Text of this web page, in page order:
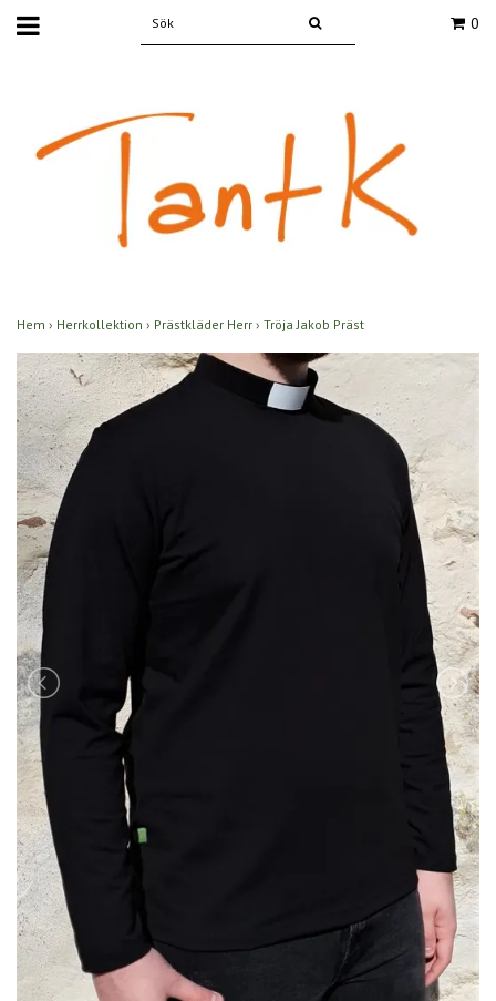
0
Hem › Herrkollektion › Prästkläder Herr › Tröja Jakob Präst